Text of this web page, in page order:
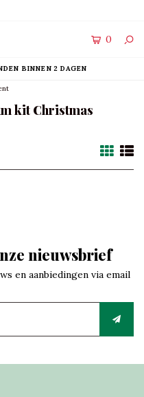
0
BINNEN 2 DAGEN
kit Christmas
nieuwsbrief
en aanbiedingen via email